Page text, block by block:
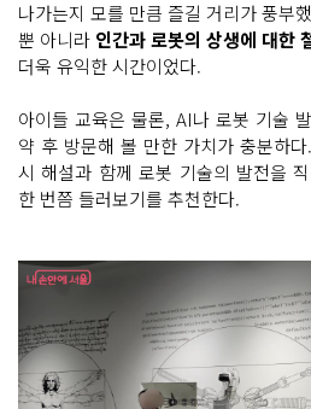
나가는지 모를 만큼 즐길 거리가 풍부
뿐 아니라 인간과 로봇의 상생에 대한
더욱 유익한 시간이었다.
아이들 교육은 물론, AI나 로봇 기술
약 후 방문해 볼 만한 가치가 충분하
시 해설과 함께 로봇 기술의 발전을
한 번쯤 들러보기를 추천한다.